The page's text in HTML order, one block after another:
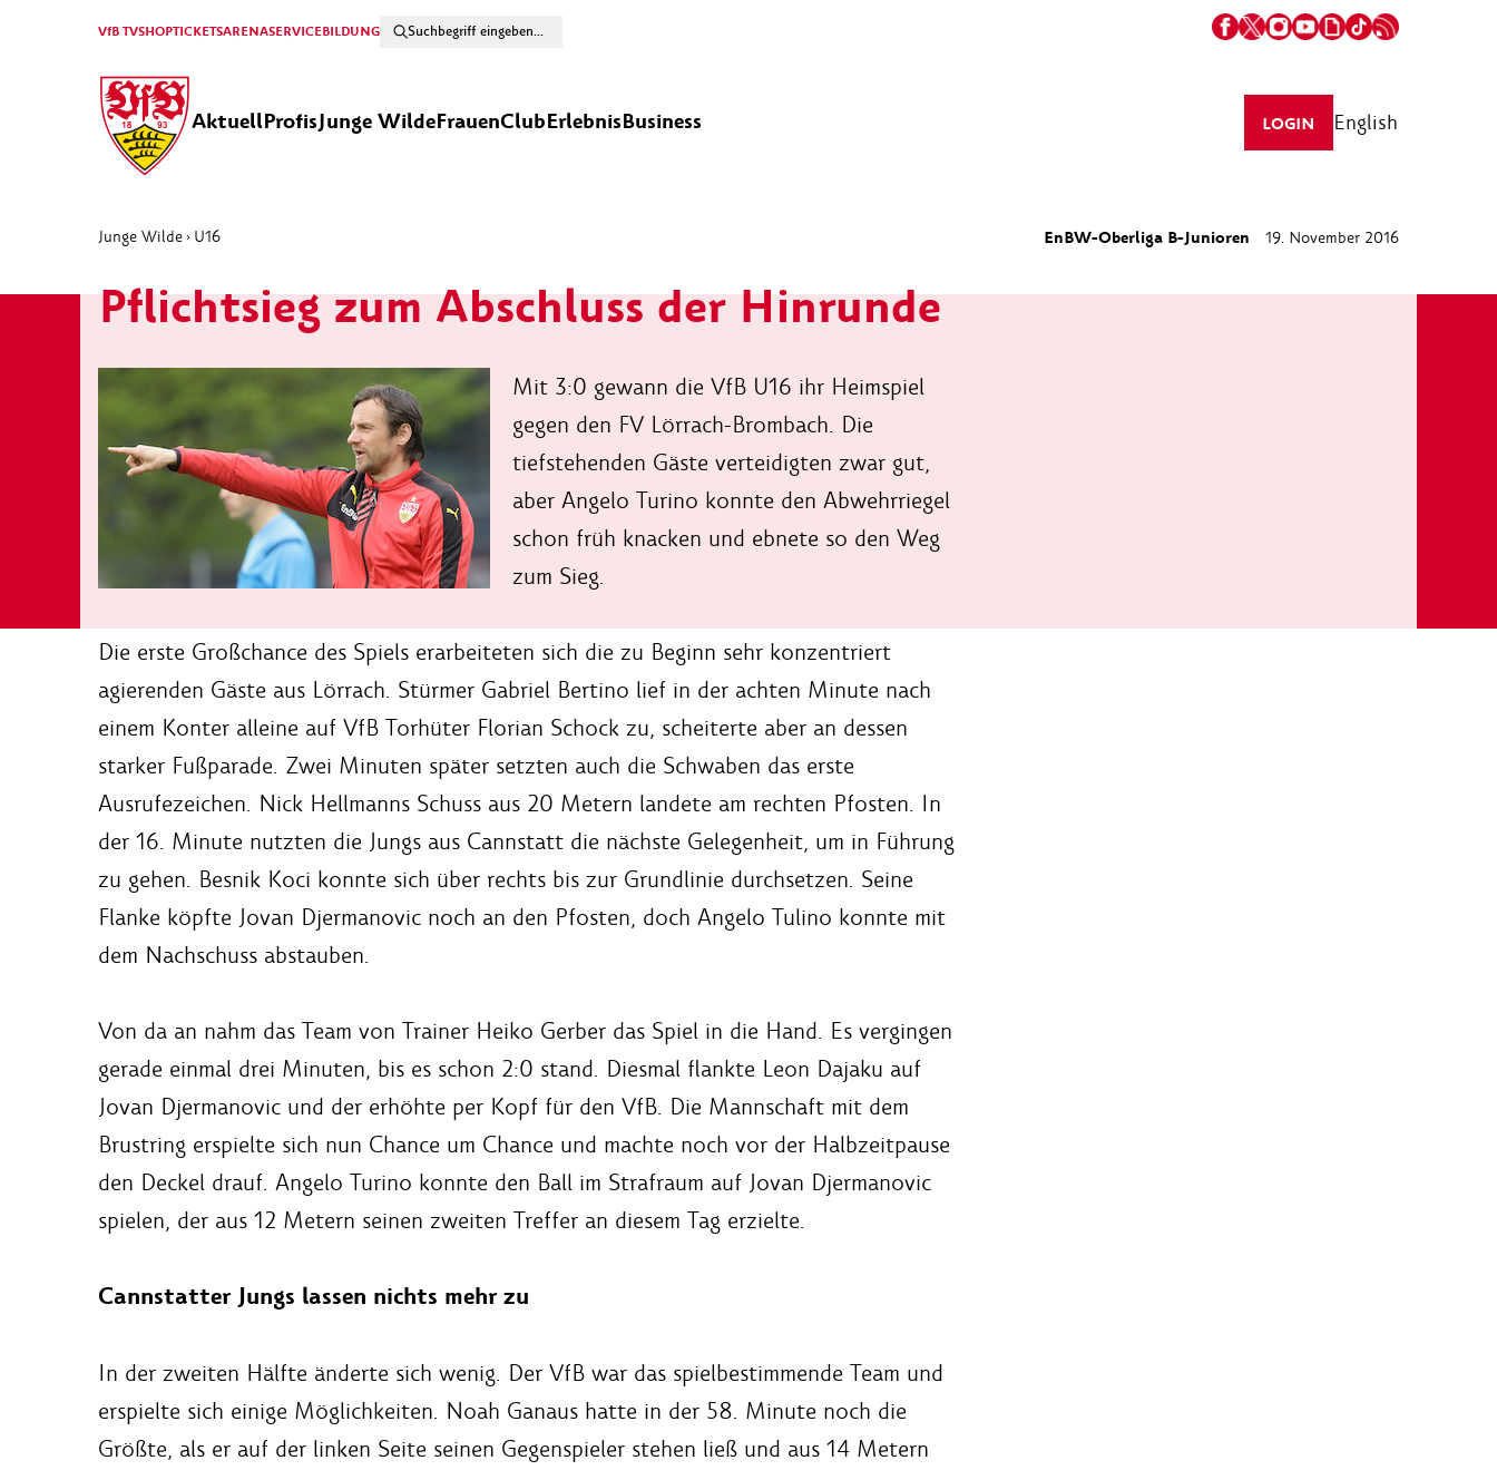
VfB TVSHOPTICKETSARENASERVICEBILDUNG
AktuellProfisJunge WildeFrauenClubErlebnisBusiness LOGIN English
Junge Wilde › U16 EnBW-Oberliga B-Junioren 19. November 2016
Pflichtsieg zum Abschluss der Hinrunde
Mit 3:0 gewann die VfB U16 ihr Heimspiel
gegen den FV Lörrach-Brombach. Die
tiefstehenden Gäste verteidigten zwar gut,
aber Angelo Turino konnte den Abwehrriegel
schon früh knacken und ebnete so den Weg
zum Sieg.
Die erste Großchance des Spiels erarbeiteten sich die zu Beginn sehr konzentriert
agierenden Gäste aus Lörrach. Stürmer Gabriel Bertino lief in der achten Minute nach
einem Konter alleine auf VfB Torhüter Florian Schock zu, scheiterte aber an dessen
starker Fußparade. Zwei Minuten später setzten auch die Schwaben das erste
Ausrufezeichen. Nick Hellmanns Schuss aus 20 Metern landete am rechten Pfosten. In
der 16. Minute nutzten die Jungs aus Cannstatt die nächste Gelegenheit, um in Führung
zu gehen. Besnik Koci konnte sich über rechts bis zur Grundlinie durchsetzen. Seine
Flanke köpfte Jovan Djermanovic noch an den Pfosten, doch Angelo Tulino konnte mit
dem Nachschuss abstauben.
Von da an nahm das Team von Trainer Heiko Gerber das Spiel in die Hand. Es vergingen
gerade einmal drei Minuten, bis es schon 2:0 stand. Diesmal flankte Leon Dajaku auf
Jovan Djermanovic und der erhöhte per Kopf für den VfB. Die Mannschaft mit dem
Brustring erspielte sich nun Chance um Chance und machte noch vor der Halbzeitpause
den Deckel drauf. Angelo Turino konnte den Ball im Strafraum auf Jovan Djermanovic
spielen, der aus 12 Metern seinen zweiten Treffer an diesem Tag erzielte.
Cannstatter Jungs lassen nichts mehr zu
In der zweiten Hälfte änderte sich wenig. Der VfB war das spielbestimmende Team und
erspielte sich einige Möglichkeiten. Noah Ganaus hatte in der 58. Minute noch die
Größte, als er auf der linken Seite seinen Gegenspieler stehen ließ und aus 14 Metern